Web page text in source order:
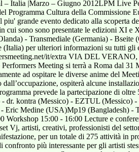
– Italia |Marzo – Giugno 2012LPM Live
Programma Cultura della Commissione
grande evento dedicato alla scoperta
cui sono sono presentate le edizioni XI
- Transmediale (Germania) -
per ulteriori informazioni su tutti gli
it/extra VIA DEL
Meeting si terrà a Roma dal
ad ospitare le diverse anime del
dall’occupazione, ospiterà alcune
prevede la partecipazione di
- dr. kontra (Messico) - EZTUL
Eric Medine (USA)Mp19 (Bangladesh) -
Workshop 15:00 - 16:00 Lecture e
Vj, artisti, creativi, professionisti del
per un totale di 275 attività in
confronto più interessante per gli artisti